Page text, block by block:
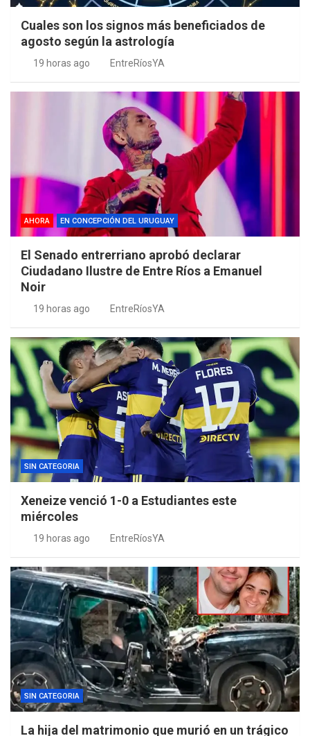
Cuales son los signos más beneficiados de
agosto según la astrología
19 horas ago EntreRíosYA
AHORA EN CONCEPCIÓN DEL URUGUAY
El Senado entrerriano aprobó declarar
Ciudadano Ilustre de Entre Ríos a Emanuel
Noir
19 horas ago EntreRíosYA
SIN CATEGORIA
Xeneize venció 1-0 a Estudiantes este
miércoles
19 horas ago EntreRíosYA
SIN CATEGORIA
La hija del matrimonio que murió en un trágico